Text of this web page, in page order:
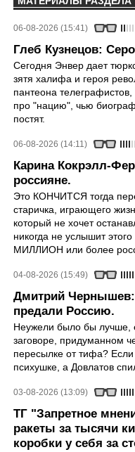
06-08-2026 (15:41)
Глеб Кузнецов:
Сегодня Энвер дает
зятя халифа и героя
пантеона
про "нацию", чью
постят.
06-08-2026 (14:11)
Карина Кокрэлл-
россияне.
Это КОНЧИТСЯ тогда
старичка, играющего
который не хочет
никогда не услышит
МИЛЛИОН или более
04-08-2026 (15:49)
Дмитрий Чернышев:
предали Россию.
Неужели было бы лучше,
заговоре, придуманном
пересылке от тифа?
психушке, а Довлатов
03-08-2026 (13:09)
ТГ "Запретное
ракеты за тысячи
коробки у себя за